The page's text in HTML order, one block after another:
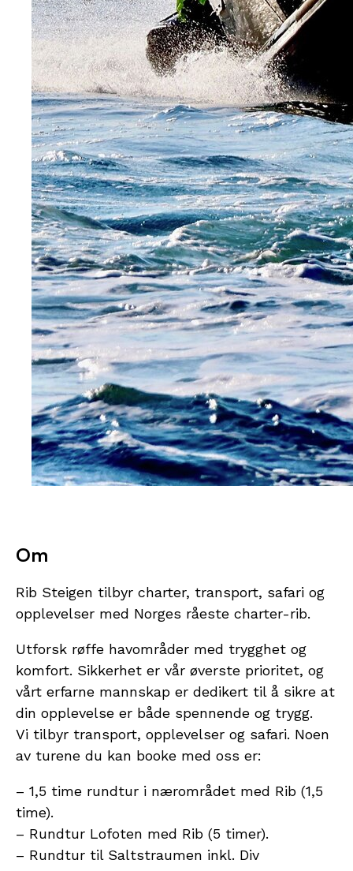
Om
Rib Steigen tilbyr charter, transport, safari og
opplevelser med Norges råeste charter-rib.
Utforsk røffe havområder med trygghet og
komfort. Sikkerhet er vår øverste prioritet, og
vårt erfarne mannskap er dedikert til å sikre at
din opplevelse er både spennende og trygg.
Vi tilbyr transport, opplevelser og safari. Noen
av turene du kan booke med oss er:
– 1,5 time rundtur i nærområdet med Rib (1,5
time).
– Rundtur Lofoten med Rib (5 timer).
– Rundtur til Saltstraumen inkl. Div